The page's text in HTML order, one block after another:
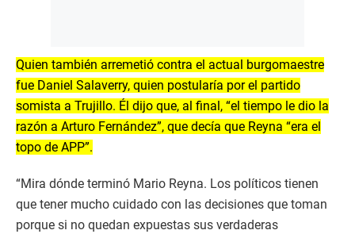
Quien también arremetió contra el actual burgomaestre
fue Daniel Salaverry, quien postularía por el partido
somista a Trujillo. Él dijo que, al final, “el tiempo le dio la
razón a Arturo Fernández”, que decía que Reyna “era el
topo de APP”.
“Mira dónde terminó Mario Reyna. Los políticos tienen
que tener mucho cuidado con las decisiones que toman
porque si no quedan expuestas sus verdaderas